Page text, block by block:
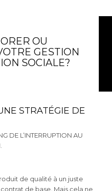
OU
GESTION
SOCIALE?
STRATÉGIE DE
DE L’INTERRUPTION AU
de qualité à un juste
de base. Mais cela ne